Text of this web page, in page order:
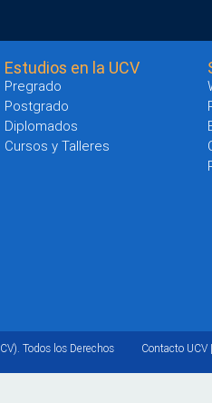
Estudios en la UCV
Pregrado
Postgrado
Diplomados
Cursos y Talleres
Todos los Derechos
Contacto UCV|